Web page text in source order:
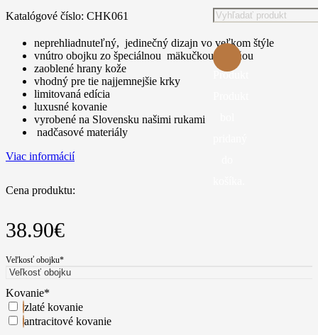
Produkt
Katalógové číslo: CHK061
neprehliadnuteľný, jedinečný dizajn vo veľkom štýle
vnútro obojku zo špeciálnou mäkučkou výplňou
zaoblené hrany kože
vhodný pre tie najjemnejšie krky
limitovaná edícia
luxusné kovanie
vyrobené na Slovensku našimi rukami
nadčasové materiály
Viac informácií
Cena produktu:
38.90€
Veľkosť obojku*
Kovanie*
zlaté kovanie
antracitové kovanie